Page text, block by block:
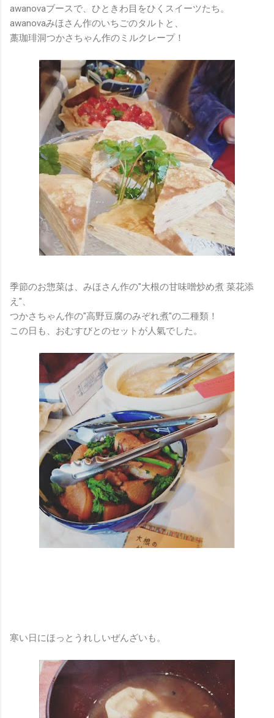
awanovaブースで、ひときわ目をひくスイーツたち。
awanovaみほさん作のいちごのタルトと、
藁珈琲洞つかさちゃん作のミルクレープ！
季節のお惣菜は、みほさん作の"大根の甘味噌炒め煮 菜花添
え"、
つかさちゃん作の"高野豆腐のみぞれ煮"の二種類！
この日も、おむすびとのセットが人氣でした。
寒い日にほっとうれしいぜんざいも。